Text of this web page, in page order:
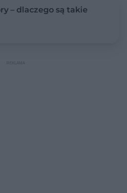
– dlaczego są takie